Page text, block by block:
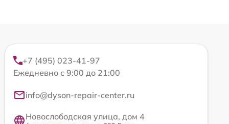
+7 (495) 023-41-97
Ежедневно с 9:00 до 21:00
info@dyson-repair-center.ru
Новослободская улица, дом 4